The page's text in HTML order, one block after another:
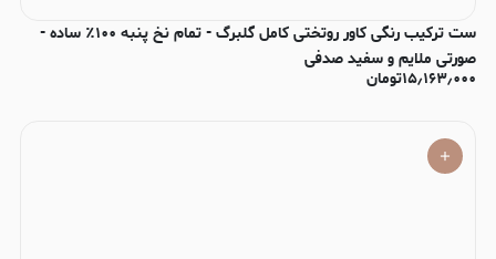
ست ترکیب رنگی کاور روتختی کامل گلبرگ - تمام نخ پنبه ۱۰۰٪ ساده -
صورتی ملایم و سفید صدفی
۱۵٫۱۶۳٫۰۰۰تومان